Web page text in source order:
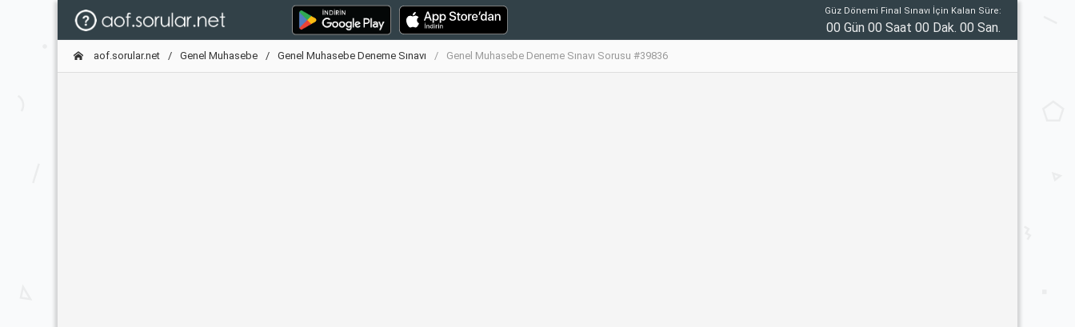
Güz Dönemi Final Sınavı İçin Kalan Süre:
00 Gün 00 Saat 00 Dak. 00 San.
aof.sorular.net Genel Muhasebe Genel Muhasebe Deneme Sınavı Genel Muhasebe Deneme Sınavı Sorusu #39836